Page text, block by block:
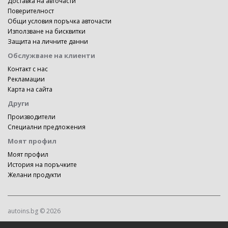
Поверителност
Общи условия поръчка авточасти
Използване на бисквитки
Защита на личните данни
Обслужване на клиенти
Контакт с нас
Рекламации
Карта на сайта
Други
Производители
Специални предложения
Моят профил
Моят профил
История на поръчките
Желани продукти
autoins.bg © 2026